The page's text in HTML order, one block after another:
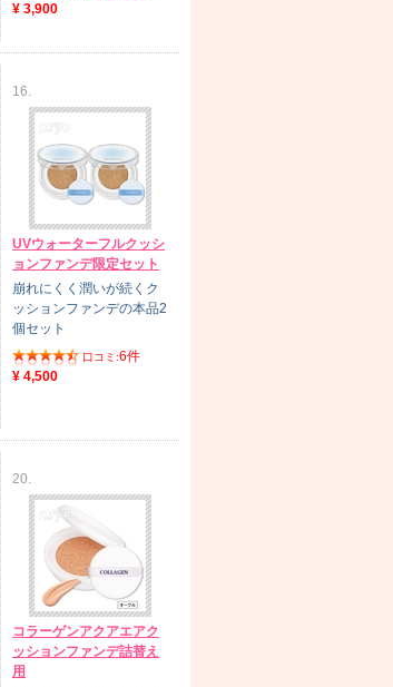
¥ 3,900
16.
UVウォーターフルクッシ
ョンファンデ限定セット
崩れにくく潤いが続くク
ッションファンデの本品2
個セット
口コミ:6件
¥ 4,500
20.
コラーゲンアクアエアク
ッションファンデ詰替え
用